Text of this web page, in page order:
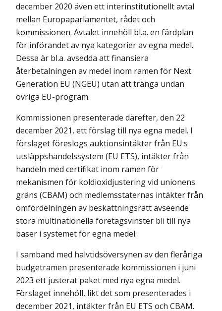
december 2020 även ett interinstitutionellt avtal
mellan Europa­parlamentet, rådet och
kommissionen. Avtalet innehöll bl.a. en färdplan
för införandet av nya kategorier av egna medel.
Dessa är bl.a. avsedda att finansiera
återbetalningen av medel inom ramen för Next
Generation EU (NGEU) utan att tränga undan
övriga EU-program.
Kommissionen presenterade därefter, den 22
december 2021, ett förslag till nya egna medel. I
förslaget föreslogs auktionsintäkter från EU:s
utsläppshandelssystem (EU ETS), intäkter från
handeln med certifikat inom ramen för
mekanismen för koldioxidjustering vid unionens
gräns (CBAM) och medlemsstaternas intäkter från
omfördelningen av beskattningsrätt avseende
stora multinationella företagsvinster bli till nya
baser i systemet för egna medel.
I samband med halvtidsöversynen av den fleråriga
budgetramen presenterade kommissionen i juni
2023 ett justerat paket med nya egna medel.
Förslaget innehöll, likt det som presenterades i
december 2021, intäkter från EU ETS och CBAM.